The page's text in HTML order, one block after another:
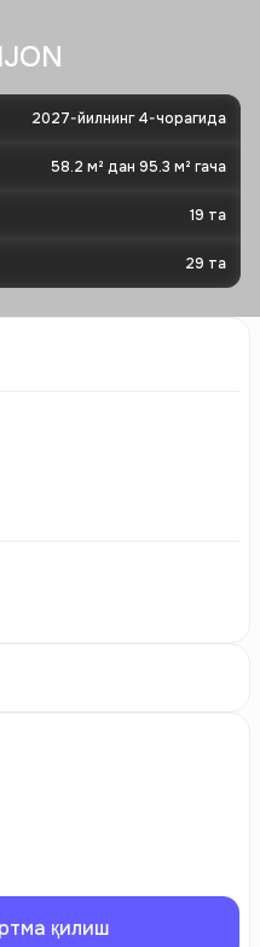
2027-йилнинг 4-чорагида
58.2 м² дан 95.3 м² гача
19 та
29 та
қилиш